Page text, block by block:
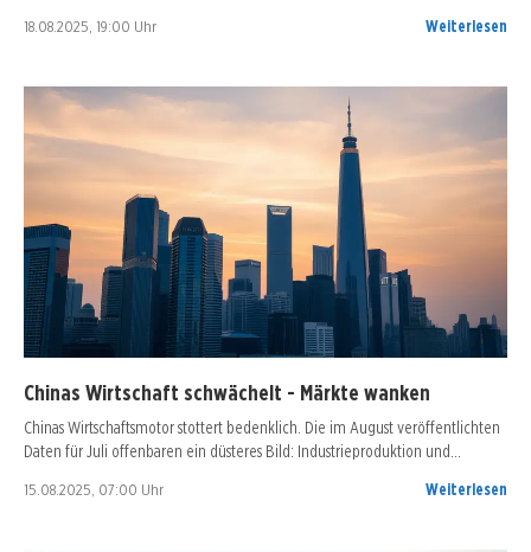
18.08.2025, 19:00 Uhr Weiterlesen
Chinas Wirtschaft schwächelt - Märkte wanken
Chinas Wirtschaftsmotor stottert bedenklich. Die im August veröffentlichten
Daten für Juli offenbaren ein düsteres Bild: Industrieproduktion und…
15.08.2025, 07:00 Uhr Weiterlesen